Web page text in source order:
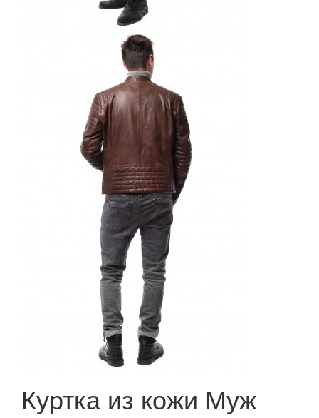
Куртка из кожи Муж